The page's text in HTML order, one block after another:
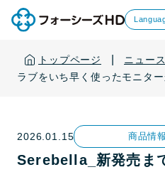
トップページ ニュース
ラブをいち早く使ったモニタ
2026.01.15 商品情報
Serebella_新発売ま